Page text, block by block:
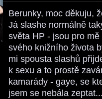
Berunky, moc děkuju,
Já slashe normálně
světa HP - jsou pro
svého knižního života
mi spousta slashů
k sexu a to prostě
kamarády - gaye, se
jsem se nebála